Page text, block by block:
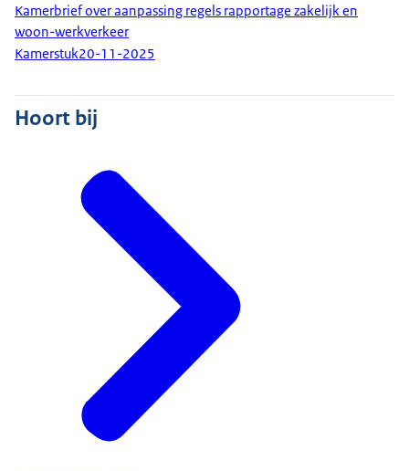
Kamerbrief over aanpassing regels rapportage zakelijk en
woon-werkverkeer
Kamerstuk20-11-2025
Hoort bij